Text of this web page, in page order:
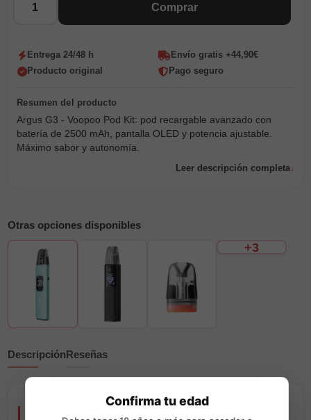
Comprar
Entrega 24/48 h
Envío gratis +44,90€
Producto original
Pago seguro
Argus G3 - Voopoo Pod Kit: pod recargable avanzado con
batería de 2500 mAh, pantalla OLED y potencia ajustable.
Máximo sabor y autonomía.
Leer descripción completa
Otras opciones disponibles
+3
DescripciónReseñas
Confirma tu edad